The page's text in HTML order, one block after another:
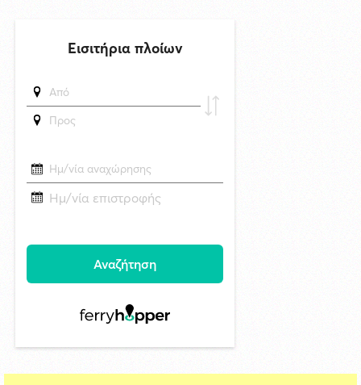
δημοσιεύθηκε 4 ώρες πριν
Στο Εθνικό Πρόγραμμα Ανάπτυξης η αναβάθμιση του Αεροδρομίου
δημοσιεύθηκε 9 ώρες πριν
Το νέο αεροδρόμιο της Πάρου στο Εθνικό Πρόγραμμα Ανάπτυξης με
45,44εκατ. ευρώ